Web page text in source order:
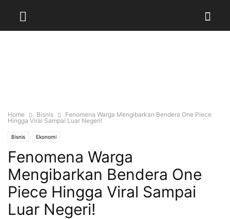
Home Bisnis
Fenomena Warga Mengibarkan Bendera One Piece
Hingga Viral Sampai Luar Negeri!
Bisnis Ekonomi
Fenomena Warga
Mengibarkan Bendera One
Piece Hingga Viral Sampai
Luar Negeri!